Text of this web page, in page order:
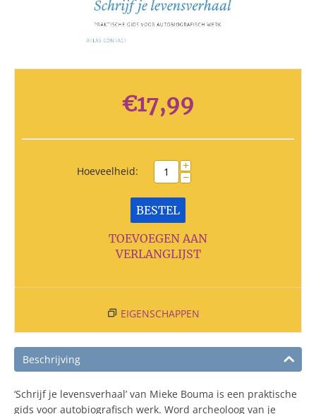
€17,99
Hoeveelheid: +
−
BESTEL
TOEVOEGEN AAN
VERLANGLIJST
EIGENSCHAPPEN
Beschrijving
‘Schrijf je levensverhaal’ van Mieke Bouma is een praktische
gids voor autobiografisch werk. Word archeoloog van je